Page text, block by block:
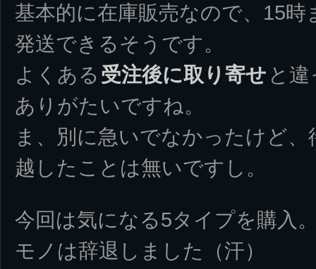
基本的に在庫販売なので、15
発送できるそうです。
よくある 受注後に取り寄せ と
ありがたいですね。
ま、別に急いでなかったけど
越したことは無いですし。
今回は気になる5タイプを購入
モノは辞退しました（汗）